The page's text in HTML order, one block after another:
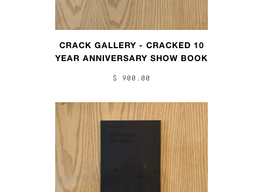
CRACK GALLERY - CRACKED 10
YEAR ANNIVERSARY SHOW BOOK
$ 900.00